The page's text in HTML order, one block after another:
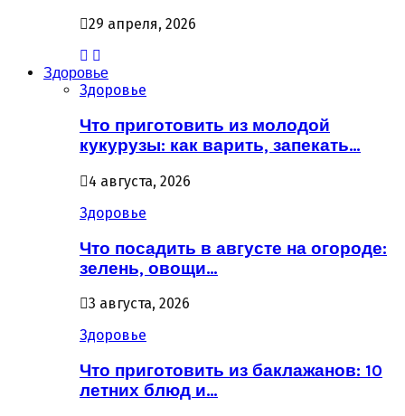
29 апреля, 2026
Здоровье
Здоровье
Что приготовить из молодой
кукурузы: как варить, запекать…
4 августа, 2026
Здоровье
Что посадить в августе на огороде:
зелень, овощи…
3 августа, 2026
Здоровье
Что приготовить из баклажанов: 10
летних блюд и…